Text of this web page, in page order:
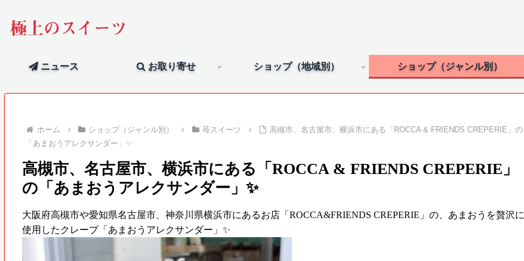
極上のスイーツ
ニュース お取り寄せ ショップ（地域別） ショップ（ジャンル別）
ホーム ショップ（ジャンル別） 苺スイーツ
高槻市、名古屋市、横浜市にある「ROCCA & FRIENDS CREPERIE」の
「あまおうアレクサンダー」✨‬
高槻市、名古屋市、横浜市にある「ROCCA & FRIENDS CREPERIE」
の「あまおうアレクサンダー」✨‬
大阪府高槻市や愛知県名古屋市、神奈川県横浜市にあるお店「ROCCA&FRIENDS CREPERIE」の、あまおうを贅沢に
使用したクレープ「あまおうアレクサンダー」✨‬